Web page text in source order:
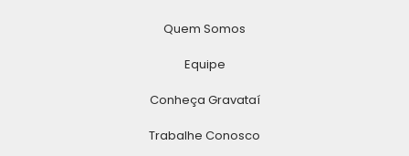
Quem Somos
Equipe
Conheça Gravataí
Trabalhe Conosco